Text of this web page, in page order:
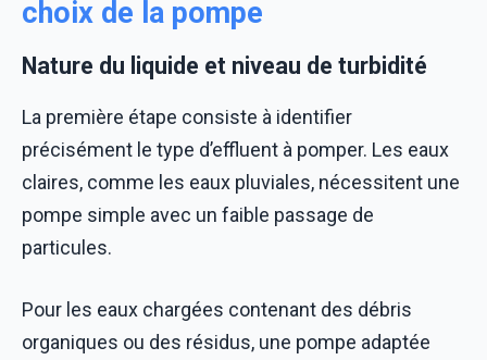
choix de la pompe
Nature du liquide et niveau de turbidité
La première étape consiste à identifier
précisément le type d’effluent à pomper. Les eaux
claires, comme les eaux pluviales, nécessitent une
pompe simple avec un faible passage de
particules.
Pour les eaux chargées contenant des débris
organiques ou des résidus, une pompe adaptée